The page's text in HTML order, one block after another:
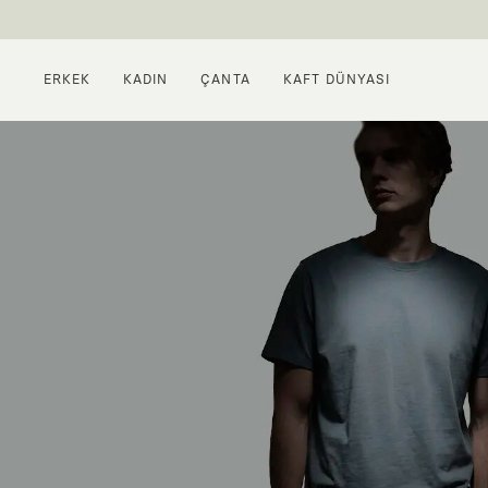
ERKEK KADIN ÇANTA KAFT DÜNYASI